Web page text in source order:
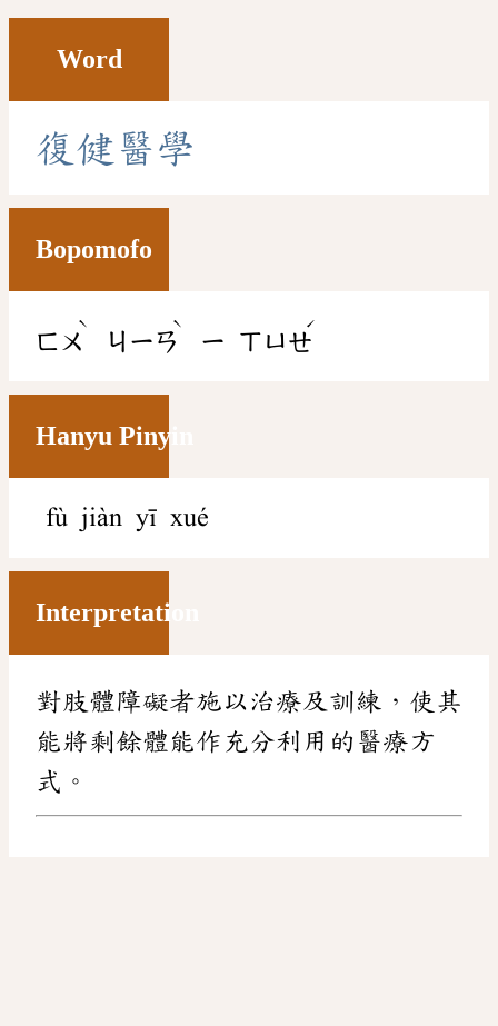
Word
復 健 醫學
Bopomofo
ㄈㄨ
ˋ
ㄐㄧㄢ
ˋ
ㄧ ㄒㄩㄝ
ˊ
Hanyu Pinyin
fù jiàn yī xué
Interpretation
對肢體障礙者施以治療及訓練，使其
能將剩餘體能作充分利用的醫療方
式。